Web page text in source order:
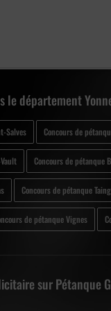
le département
Salves Concours de
Concours de pétanque
Concours de pétanque
de pétanque Vignes
sur Pétanque